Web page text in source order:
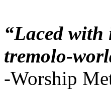
“Laced
tremolo-
-Worship